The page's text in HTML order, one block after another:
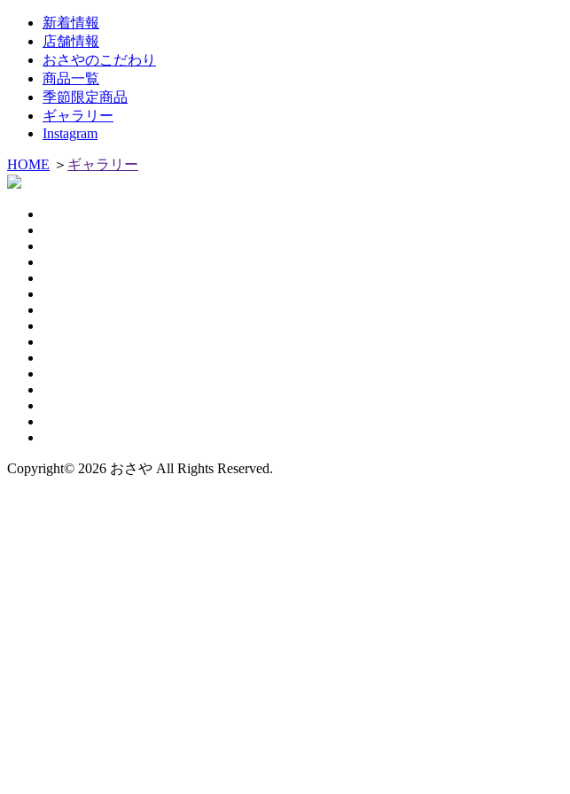
新着情報
店舗情報
おさやのこだわり
商品一覧
季節限定商品
ギャラリー
Instagram
HOME ＞ ギャラリー
Copyright© 2026 おさや All Rights Reserved.